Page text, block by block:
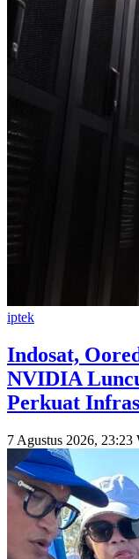
iptek
Indosat,
NVIDIA
Perkuat
7 Agustus 2026, 23:23